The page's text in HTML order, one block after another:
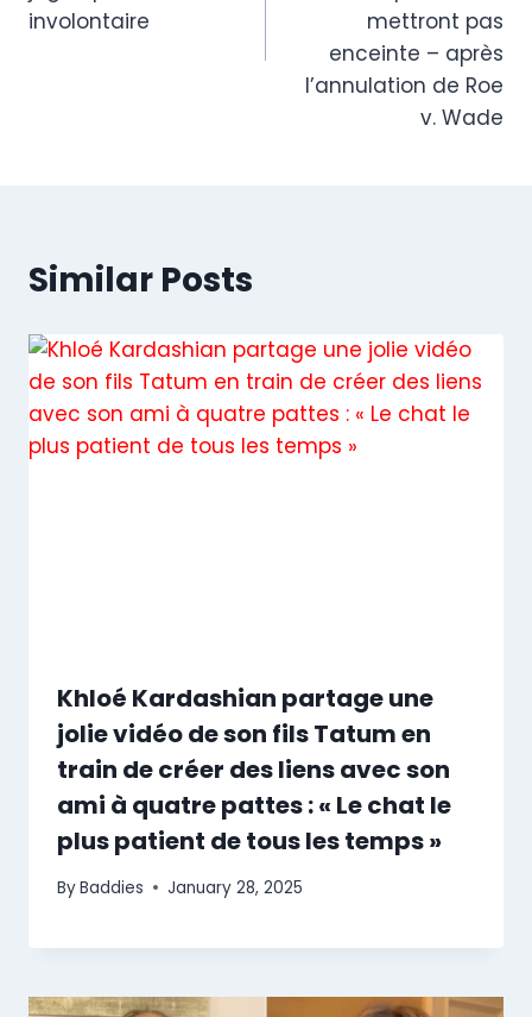
involontaire
mettront pas
enceinte – après
l’annulation de Roe
v. Wade
Similar Posts
Khloé Kardashian partage une
jolie vidéo de son fils Tatum en
train de créer des liens avec son
ami à quatre pattes : « Le chat le
plus patient de tous les temps »
ByBaddies January 28, 2025